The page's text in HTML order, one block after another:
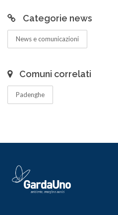
Categorie news
News e comunicazioni
Comuni correlati
Padenghe